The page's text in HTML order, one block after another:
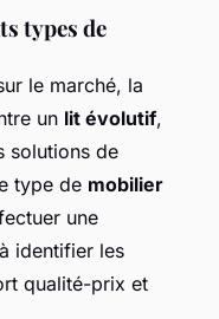
types de
le marché, la
un lit évolutif,
solutions de
type de mobilier
une
identifier les
qualité-prix et